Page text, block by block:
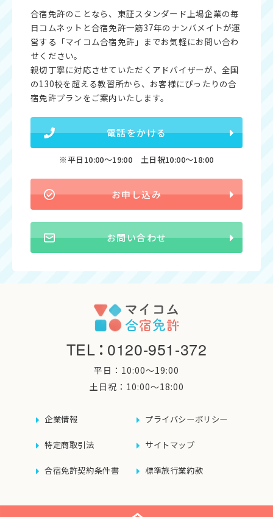
合宿免許のことなら、東証スタンダード上場企業の毎
日コムネットと合宿免許一筋37年のナンバメイトが運
営する「マイコム合宿免許」までお気軽にお問い合わ
せください。
親切丁寧に対応させていただくアドバイザーが、全国
の130校を超える教習所から、お客様にぴったりの合
宿免許プランをご案内いたします。
電話をかける
※平日10:00〜19:00 土日祝10:00〜18:00
お申し込み
お問い合わせ
TEL：0120-951-372
平日：10:00〜19:00
土日祝：10:00〜18:00
企業情報 プライバシーポリシー
特定商取引法 サイトマップ
合宿免許契約条件書 標準旅行業約款